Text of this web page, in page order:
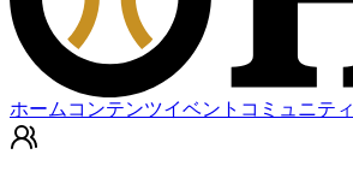
ホーム コンテンツイベント コミュニティ